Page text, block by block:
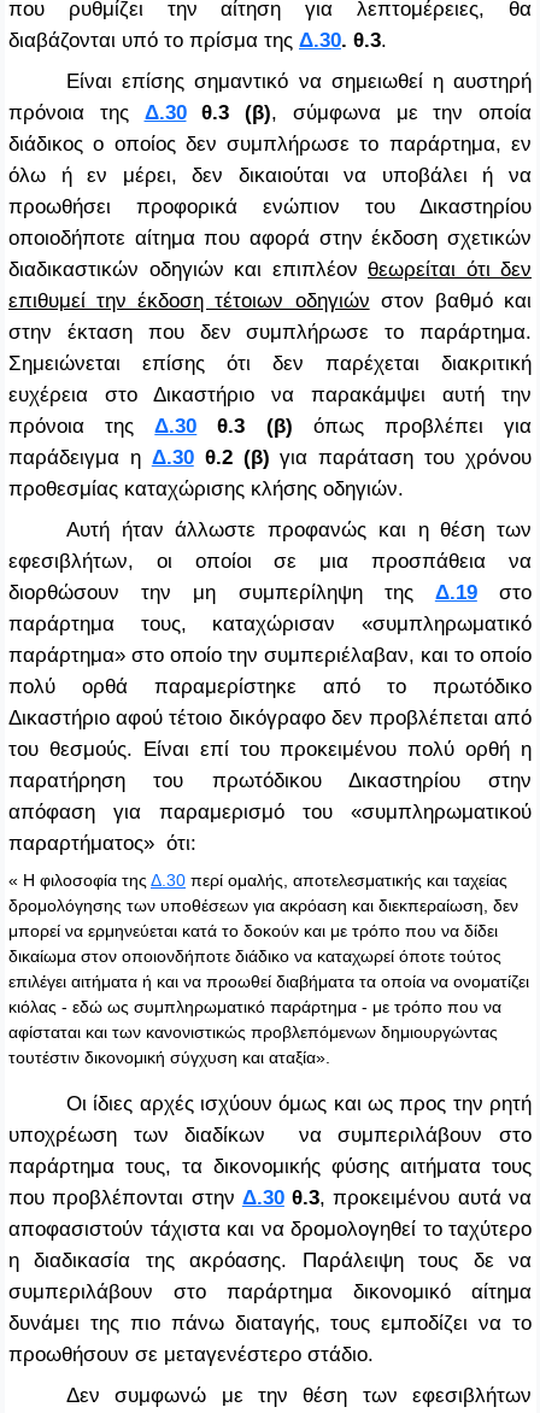
που ρυθμίζει την αίτηση για λεπτομέρειες, θα
διαβάζονται υπό το πρίσμα της Δ.30. θ.3.
Είναι επίσης σημαντικό να σημειωθεί η αυστηρή
πρόνοια της Δ.30θ.3 (β), σύμφωνα με την οποία
διάδικος ο οποίος δεν συμπλήρωσε το παράρτημα, εν
όλω ή εν μέρει, δεν δικαιούται να υποβάλει ή να
προωθήσει προφορικά ενώπιον του Δικαστηρίου
οποιοδήποτε αίτημα που αφορά στην έκδοση σχετικών
διαδικαστικών οδηγιών και επιπλέον θεωρείται ότι δεν
επιθυμεί την έκδοση τέτοιων οδηγιών στον βαθμό και
στην έκταση που δεν συμπλήρωσε το παράρτημα.
Σημειώνεται επίσης ότι δεν παρέχεται διακριτική
ευχέρεια στο Δικαστήριο να παρακάμψει αυτή την
πρόνοια τηςΔ.30 θ.3 (β) όπως προβλέπει για
παράδειγμα η Δ.30θ.2 (β) για παράταση του χρόνου
προθεσμίας καταχώρισης κλήσης οδηγιών.
Αυτή ήταν άλλωστε προφανώς και η θέση των
εφεσιβλήτων, οι οποίοι σε μια προσπάθεια να
διορθώσουν την μη συμπερίληψη της Δ.19στο
παράρτημα τους, καταχώρισαν «συμπληρωματικό
παράρτημα» στο οποίο την συμπεριέλαβαν, και το οποίο
πολύ ορθά παραμερίστηκε από το πρωτόδικο
Δικαστήριο αφού τέτοιο δικόγραφο δεν προβλέπεται από
του θεσμούς. Είναι επί του προκειμένου πολύ ορθή η
παρατήρηση του πρωτόδικου Δικαστηρίου στην
απόφαση για παραμερισμό του «συμπληρωματικού
παραρτήματος» ότι:
« Η φιλοσοφία της Δ.30 περί ομαλής, αποτελεσματικής και ταχείας
δρομολόγησης των υποθέσεων για ακρόαση και διεκπεραίωση, δεν
μπορεί να ερμηνεύεται κατά το δοκούν και με τρόπο που να δίδει
δικαίωμα στον οποιονδήποτε διάδικο να καταχωρεί όποτε τούτος
επιλέγει αιτήματα ή και να προωθεί διαβήματα τα οποία να ονοματίζει
κιόλας - εδώ ως συμπληρωματικό παράρτημα - με τρόπο που να
αφίσταται και των κανονιστικώς προβλεπόμενων δημιουργώντας
τουτέστιν δικονομική σύγχυση και αταξία».
Οι ίδιες αρχές ισχύουν όμως και ως προς την ρητή
υποχρέωση των διαδίκων να συμπεριλάβουν στο
παράρτημα τους, τα δικονομικής φύσης αιτήματα τους
που προβλέπονται στην Δ.30θ.3, προκειμένου αυτά να
αποφασιστούν τάχιστα και να δρομολογηθεί το ταχύτερο
η διαδικασία της ακρόασης. Παράλειψη τους δε να
συμπεριλάβουν στο παράρτημα δικονομικό αίτημα
δυνάμει της πιο πάνω διαταγής, τους εμποδίζει να το
προωθήσουν σε μεταγενέστερο στάδιο.
Δεν συμφωνώ με την θέση των εφεσιβλήτων